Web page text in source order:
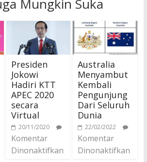
Mungkin Suka
Presiden
Jokowi
Hadiri KTT
APEC 2020
secara
Virtual
20/11/2020
Komentar
Dinonaktifkan
Australia
Menyambut
Kembali
Pengunjung
Dari Seluruh
Dunia
22/02/2022
Komentar
Dinonaktifkan